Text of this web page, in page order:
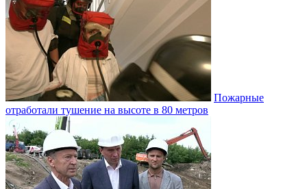
Пожарные
отработали тушение на высоте в 80 метров